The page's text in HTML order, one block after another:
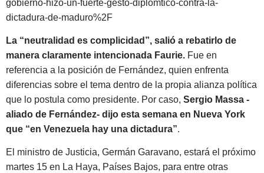
gobierno-hizo-un-fuerte-gesto-diplomtico-contra-la-
dictadura-de-maduro%2F
La “neutralidad es complicidad”, salió a rebatirlo de
manera claramente intencionada Faurie. Fue en
referencia a la posición de Fernández, quien enfrenta
diferencias sobre el tema dentro de la propia alianza política
que lo postula como presidente. Por caso, Sergio Massa -
aliado de Fernández- dijo esta semana en Nueva York
que “en Venezuela hay una dictadura”.
El ministro de Justicia, Germán Garavano, estará el próximo
martes 15 en La Haya, Países Bajos, para entre otras